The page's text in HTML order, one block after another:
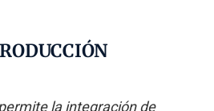
la integración de